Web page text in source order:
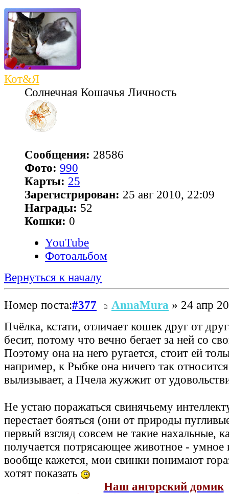
Кот&Я
Солнечная Кошачья Личность
Сообщения: 28586
Фото: 990
Карты: 25
Зарегистрирован: 25 авг 2010, 22:09
Награды: 52
Кошки: 0
YouTube
Фотоальбом
Вернуться к началу
Номер поста:#377 AnnaMura » 24 апр
Пчёлка, кстати, отличает кошек друг от
бесит, потому что вечно бегает за ней со
Поэтому она на него ругается, стоит ей
например, к Рыбке она ничего так
вылизывает, а Пчела жужжит от
Не устаю поражаться свинячьему
перестает бояться (они от природы
первый взгляд совсем не такие нахальные,
получается потрясающее животное - умное
вообще кажется, мои свинки понимают
хотят показать
Наш ангорский домик